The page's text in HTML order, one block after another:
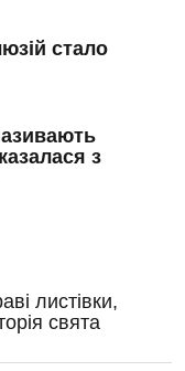
стало
з
листівки,
свята